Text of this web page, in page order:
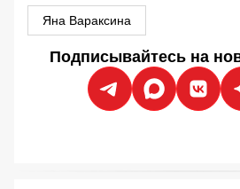
Яна Вараксина
Подписывайтесь на